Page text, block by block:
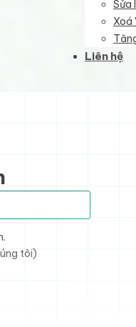
Sửa
Xoá
Liên hệ
tôi)